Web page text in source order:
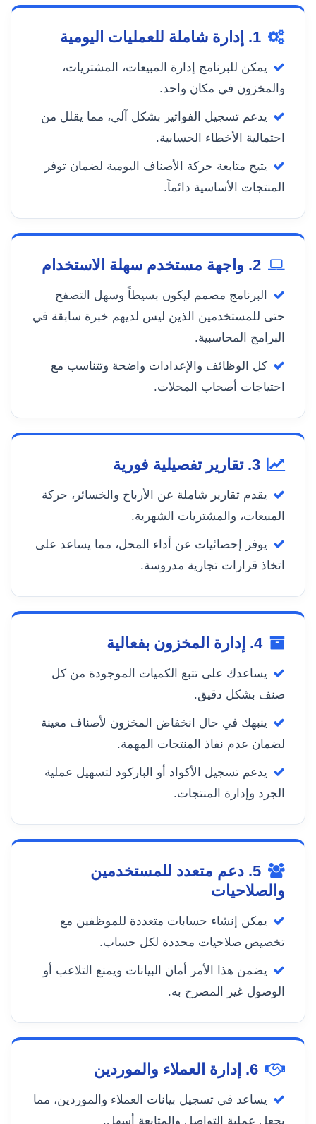
1. إدارة شاملة للعمليات اليومية
يمكن للبرنامج إدارة المبيعات، المشتريات،
والمخزون في مكان واحد.
يدعم تسجيل الفواتير بشكل آلي، مما يقلل من
احتمالية الأخطاء الحسابية.
يتيح متابعة حركة الأصناف اليومية لضمان توفر
المنتجات الأساسية دائماً.
2. واجهة مستخدم سهلة الاستخدام
البرنامج مصمم ليكون بسيطاً وسهل التصفح
حتى للمستخدمين الذين ليس لديهم خبرة سابقة في
البرامج المحاسبية.
كل الوظائف والإعدادات واضحة وتتناسب مع
احتياجات أصحاب المحلات.
3. تقارير تفصيلية فورية
يقدم تقارير شاملة عن الأرباح والخسائر، حركة
المبيعات، والمشتريات الشهرية.
يوفر إحصائيات عن أداء المحل، مما يساعد على
اتخاذ قرارات تجارية مدروسة.
4. إدارة المخزون بفعالية
يساعدك على تتبع الكميات الموجودة من كل
صنف بشكل دقيق.
ينبهك في حال انخفاض المخزون لأصناف معينة
لضمان عدم نفاذ المنتجات المهمة.
يدعم تسجيل الأكواد أو الباركود لتسهيل عملية
الجرد وإدارة المنتجات.
5. دعم متعدد للمستخدمين
والصلاحيات
يمكن إنشاء حسابات متعددة للموظفين مع
تخصيص صلاحيات محددة لكل حساب.
يضمن هذا الأمر أمان البيانات ويمنع التلاعب أو
الوصول غير المصرح به.
6. إدارة العملاء والموردين
يساعد في تسجيل بيانات العملاء والموردين، مما
يجعل عملية التواصل والمتابعة أسهل.